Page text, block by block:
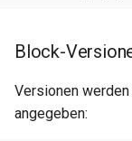
Block-
Versionen
angegeben: